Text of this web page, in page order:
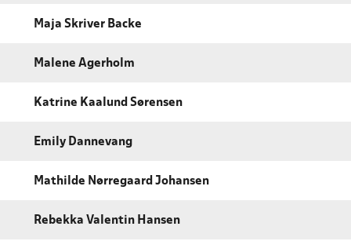
Maja Skriver Backe
Malene Agerholm
Katrine Kaalund Sørensen
Emily Dannevang
Mathilde Nørregaard Johansen
Rebekka Valentin Hansen